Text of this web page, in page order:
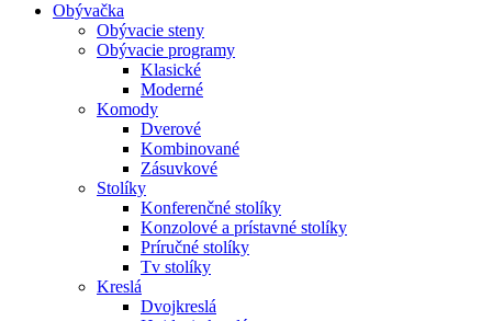
Obývačka
Obývacie steny
Obývacie programy
Klasické
Moderné
Komody
Dverové
Kombinované
Zásuvkové
Stolíky
Konferenčné stolíky
Konzolové a prístavné stolíky
Príručné stolíky
Tv stolíky
Kreslá
Dvojkreslá